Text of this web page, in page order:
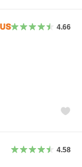
4.66
4.58